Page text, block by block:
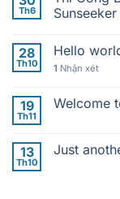
Th6
28
Th10
Hello
1 Nhận xét
19
Th11
Welcome
13
Th10
Just